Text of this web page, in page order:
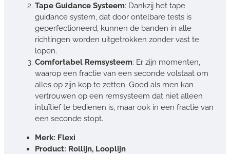
Tape Guidance Systeem: Dankzij het tape
guidance system, dat door ontelbare tests is
geperfectioneerd, kunnen de banden in alle
richtingen worden uitgetrokken zonder vast te
lopen.
Comfortabel Remsysteem: Er zijn momenten,
waarop een fractie van een seconde volstaat om
alles op zijn kop te zetten. Goed als men kan
vertrouwen op een remsysteem dat niet alleen
intuïtief te bedienen is, maar ook in een fractie van
een seconde stopt.
Merk: Flexi
Product: Rollijn, Looplijn